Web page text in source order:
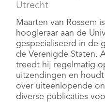
Utrecht
Maarten van Rossem
hoogleraar aan de
gespecialiseerd in de
de Verenigde Staten.
treedt hij regelmatig
uitzendingen en
over uiteenlopende
diverse publicaties